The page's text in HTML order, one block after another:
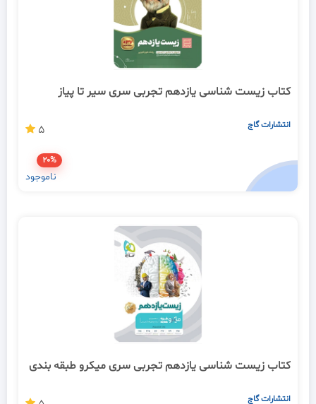
کتاب زیست شناسی یازدهم تجربی سری سیر تا پیاز
انتشارات گاج 5
20%
ناموجود
کتاب زیست شناسی یازدهم تجربی سری میکرو طبقه بندی
انتشارات گاج